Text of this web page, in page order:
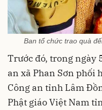
Ban tổ chức trao quà
Trước đó, trong ngày
an xã Phan Sơn phối
Công an tỉnh Lâm
Phật giáo Việt Nam